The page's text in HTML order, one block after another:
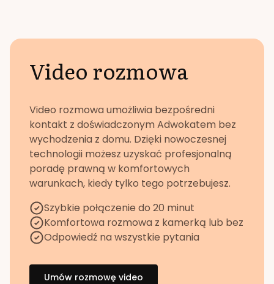
Video rozmowa
Video rozmowa umożliwia bezpośredni
kontakt z doświadczonym Adwokatem bez
wychodzenia z domu. Dzięki nowoczesnej
technologii możesz uzyskać profesjonalną
poradę prawną w komfortowych
warunkach, kiedy tylko tego potrzebujesz.
Szybkie połączenie do 20 minut
Komfortowa rozmowa z kamerką lub bez
Odpowiedź na wszystkie pytania
Umów rozmowę video